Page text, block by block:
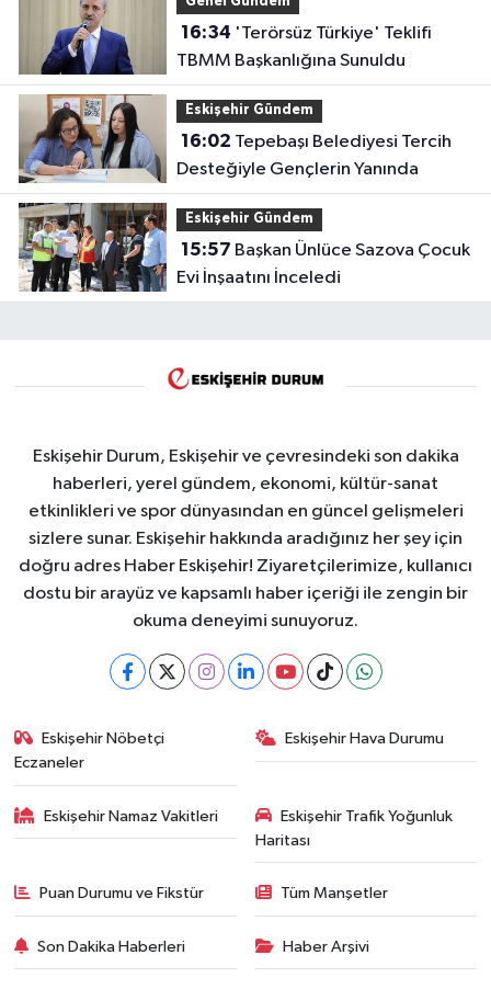
16:34
TBMM Başkanlığına Sunuldu
Eskişehir Gündem
16:02
Desteğiyle Gençlerin Yanında
Eskişehir Gündem
15:57
Evi İnşaatını İnceledi
Eskişehir Durum, Eskişehir ve çevresindeki son dakika
haberleri, yerel gündem, ekonomi, kültür-sanat
etkinlikleri ve spor dünyasından en güncel gelişmeleri
sizlere sunar. Eskişehir hakkında aradığınız her şey için
doğru adres Haber Eskişehir! Ziyaretçilerimize, kullanıcı
dostu bir arayüz ve kapsamlı haber içeriği ile zengin bir
okuma deneyimi sunuyoruz.
Eskişehir Nöbetçi
Eczaneler
Eskişehir Hava Durumu
Eskişehir Namaz Vakitleri
Eskişehir Trafik Yoğunluk
Haritası
Puan Durumu ve Fikstür Tüm Manşetler
Son Dakika Haberleri Haber Arşivi